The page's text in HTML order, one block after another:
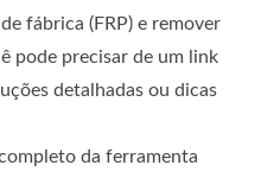
fábrica (FRP) e remover
pode precisar de um link
detalhadas ou dicas
da ferramenta